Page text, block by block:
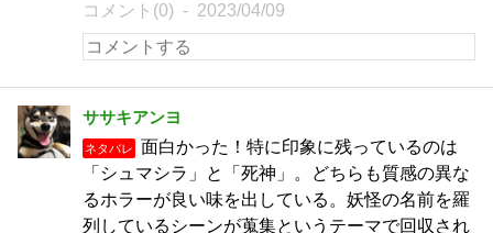
コメント(0) 2023/04/09
ササキアンヨ
ネタバレ
面白かった！特に印象に残っているのは
「シュマシラ」と「死神」。どちらも質感の異な
るホラーが良い味を出している。妖怪の名前を羅
列しているシーンが蒐集というテーマで回収され